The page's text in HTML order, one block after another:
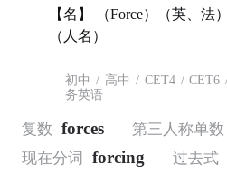
【名】 （Force）（英、法
（人名）
初中 / 高中 / CET4 / CET6
务英语
复数 forces 第三人称单数
现在分词 forcing 过去式